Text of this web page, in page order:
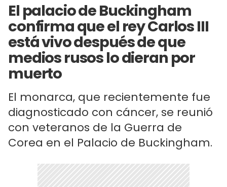
El palacio de Buckingham
confirma que el rey Carlos III
está vivo después de que
medios rusos lo dieran por
muerto
El monarca, que recientemente fue
diagnosticado con cáncer, se reunió
con veteranos de la Guerra de
Corea en el Palacio de Buckingham.